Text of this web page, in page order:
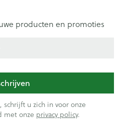
producten en promoties
u zich in voor onze
met onze privacy policy.